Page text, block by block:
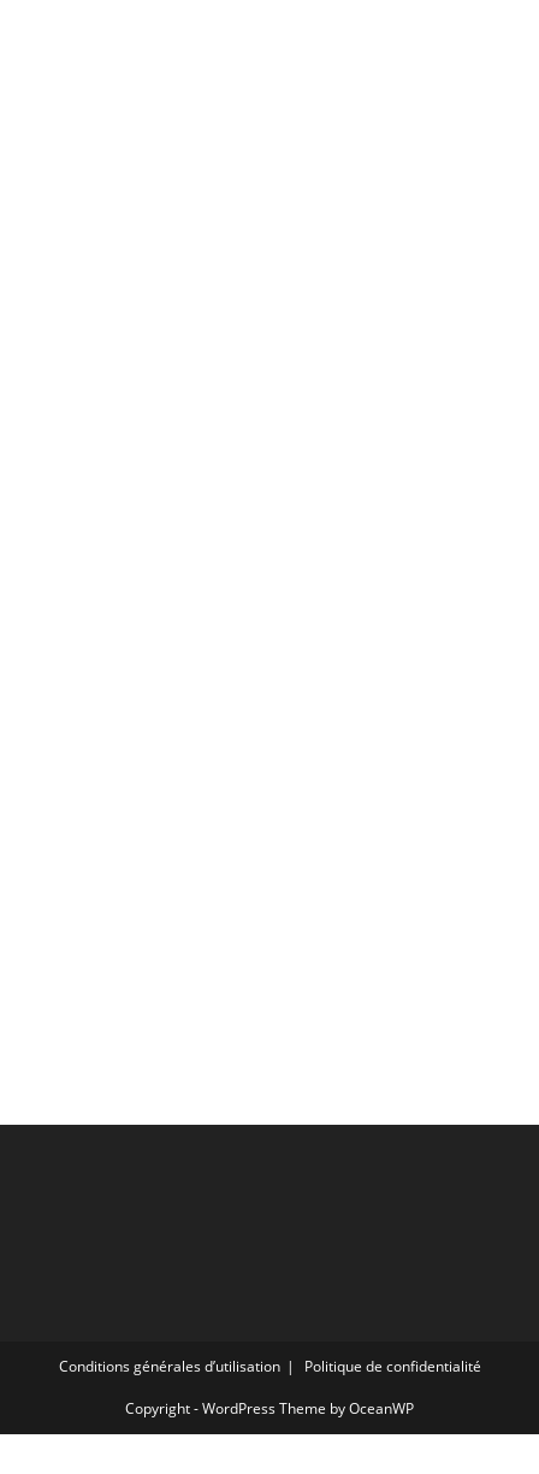
Conditions générales d’utilisation Politique de confidentialité
Copyright - WordPress Theme by OceanWP